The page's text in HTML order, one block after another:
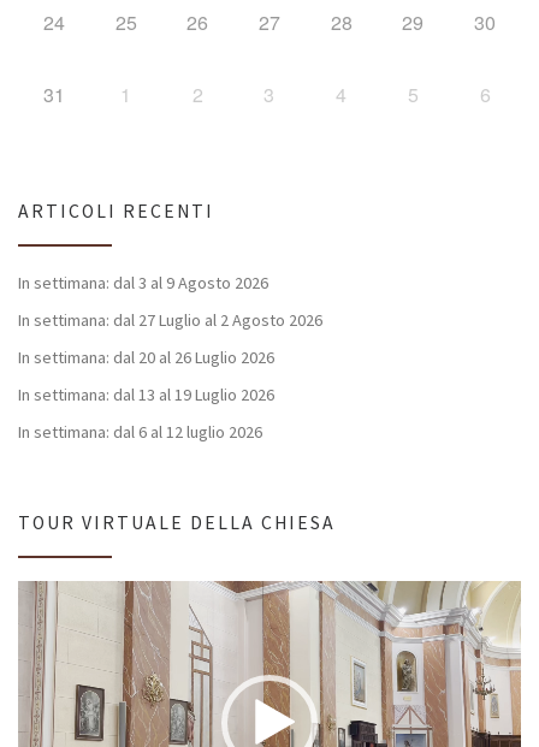
24 25 26 27 28 29 30
31 1 2 3 4 5 6
ARTICOLI RECENTI
In settimana: dal 3 al 9 Agosto 2026
In settimana: dal 27 Luglio al 2 Agosto 2026
In settimana: dal 20 al 26 Luglio 2026
In settimana: dal 13 al 19 Luglio 2026
In settimana: dal 6 al 12 luglio 2026
TOUR VIRTUALE DELLA CHIESA
Video
Player